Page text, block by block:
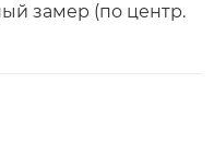
замер (по центр.